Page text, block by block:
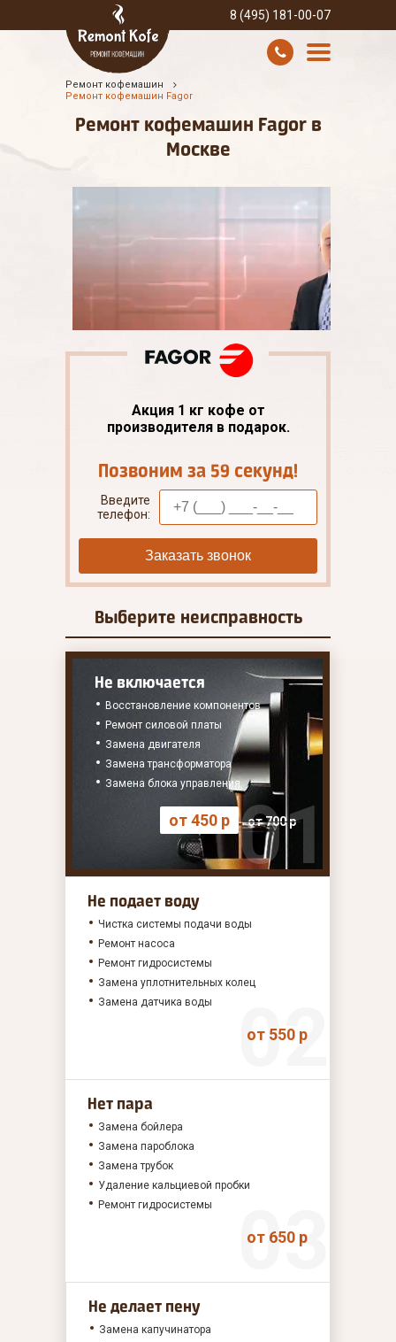
8 (495) 181-00-07
УСЛУГИ И ЦЕНЫ
Ремонт кофемашин
Ремонт кофемашин Fagor
Ремонт кофемашин Fagor в
Москве
Акция 1 кг кофе от
производителя в подарок.
Позвоним за 59 секунд!
Введите
телефон:
Заказать звонок
Выберите неисправность
Не включается
Восстановление компонентов
Ремонт силовой платы
Замена двигателя
Замена трансформатора
Замена блока управления
от 450 р от 700 р
Не подает воду
Чистка системы подачи воды
Ремонт насоса
Ремонт гидросистемы
Замена уплотнительных колец
Замена датчика воды
от 550 р
Нет пара
Замена бойлера
Замена пароблока
Замена трубок
Удаление кальциевой пробки
Ремонт гидросистемы
от 650 р
Не делает пену
Замена капучинатора